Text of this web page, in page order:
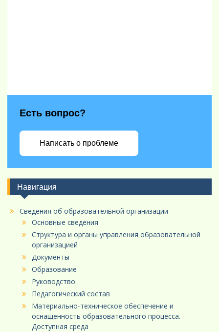
Есть вопрос?
Написать о проблеме
Навигация
Сведения об образовательной организации
Основные сведения
Структура и органы управления образовательной
организацией
Документы
Образование
Руководство
Педагогический состав
Материально-техническое обеспечение и
оснащенность образовательного процесса.
Доступная среда